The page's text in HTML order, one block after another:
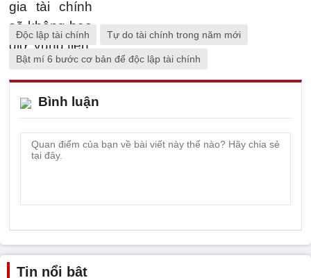
Độc lập tài chính Tự do tài chính trong năm mới
Bật mí 6 bước cơ bản để độc lập tài chính
Bình luận
Tin nổi bật